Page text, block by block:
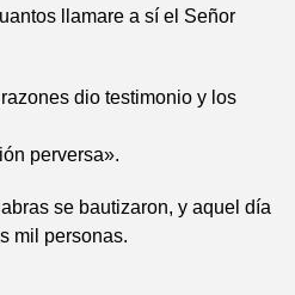
llamare a sí el Señor
dio testimonio y los
perversa».
se bautizaron, y aquel día
mil personas.